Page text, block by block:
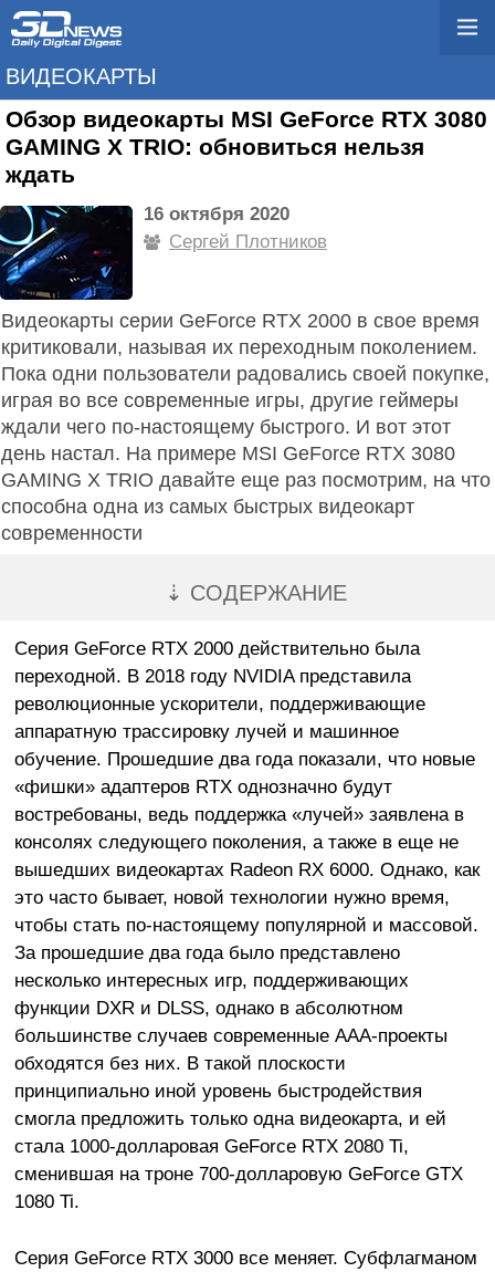
ВИДЕОКАРТЫ
Обзор видеокарты MSI GeForce RTX 3080
GAMING X TRIO: обновиться нельзя
ждать
16 октября 2020
Сергей Плотников
Видеокарты серии GeForce RTX 2000 в свое время
критиковали, называя их переходным поколением.
Пока одни пользователи радовались своей покупке,
играя во все современные игры, другие геймеры
ждали чего по-настоящему быстрого. И вот этот
день настал. На примере MSI GeForce RTX 3080
GAMING X TRIO давайте еще раз посмотрим, на что
способна одна из самых быстрых видеокарт
современности
⇣ СОДЕРЖАНИЕ
Серия GeForce RTX 2000 действительно была
переходной. В 2018 году NVIDIA представила
революционные ускорители, поддерживающие
аппаратную трассировку лучей и машинное
обучение. Прошедшие два года показали, что новые
«фишки» адаптеров RTX однозначно будут
востребованы, ведь поддержка «лучей» заявлена в
консолях следующего поколения, а также в еще не
вышедших видеокартах Radeon RX 6000. Однако, как
это часто бывает, новой технологии нужно время,
чтобы стать по-настоящему популярной и массовой.
За прошедшие два года было представлено
несколько интересных игр, поддерживающих
функции DXR и DLSS, однако в абсолютном
большинстве случаев современные ААА-проекты
обходятся без них. В такой плоскости
принципиально иной уровень быстродействия
смогла предложить только одна видеокарта, и ей
стала 1000-долларовая GeForce RTX 2080 Ti,
сменившая на троне 700-долларовую GeForce GTX
1080 Ti.
Серия GeForce RTX 3000 все меняет. Субфлагманом